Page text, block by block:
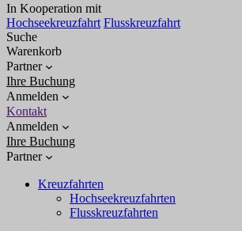
In Kooperation mit
Hochseekreuzfahrt Flusskreuzfahrt
Suche
Warenkorb
Partner
Ihre Buchung
Anmelden
Kontakt
Anmelden
Ihre Buchung
Partner
Kreuzfahrten
Hochseekreuzfahrten
Flusskreuzfahrten